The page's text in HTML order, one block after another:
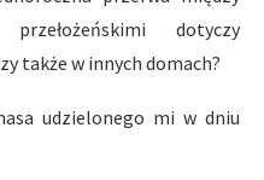
dotyczy
także w innych domach?
udzielonego mi w dniu